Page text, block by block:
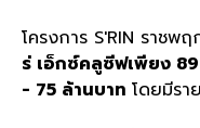
โครงการ S'RIN ราช
ร่ เอ็กซ์คลูซีฟเพียง
- 75 ล้านบาท โดยมีรา